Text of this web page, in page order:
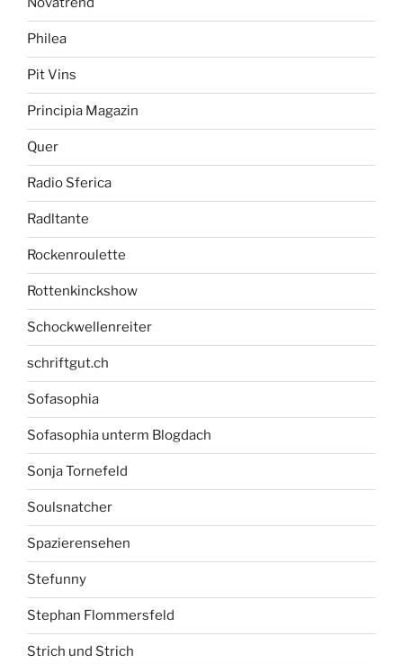
Philea
Pit Vins
Principia Magazin
Quer
Radio Sferica
Radltante
Rockenroulette
Rottenkinckshow
Schockwellenreiter
schriftgut.ch
Sofasophia
Sofasophia unterm Blogdach
Sonja Tornefeld
Soulsnatcher
Spazierensehen
Stefunny
Stephan Flommersfeld
Strich und Strich